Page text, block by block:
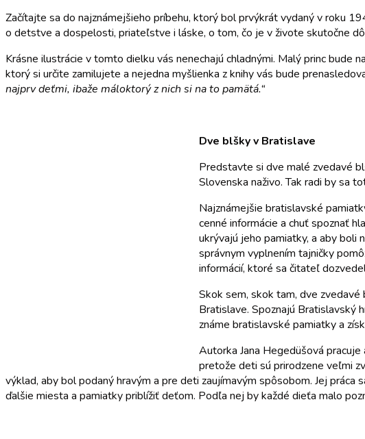
Začítajte sa do najznámejšieho príbehu, ktorý bol prvýkrát vydaný v roku
o detstve a dospelosti, priateľstve i láske, o tom, čo je v živote skutočne
Krásne ilustrácie v tomto dielku vás nenechajú chladnými. Malý princ bude
ktorý si určite zamilujete a nejedna myšlienka z knihy vás bude
najprv deťmi, ibaže máloktorý z nich si na to pamätá.“
Dve blšky v Bratislave
Predstavte si dve malé zvedavé
Slovenska naživo. Tak radi by sa
Najznámejšie bratislavské
cenné informácie a chuť spoznať
ukrývajú jeho pamiatky, a aby boli
správnym vyplnením tajničky
informácií, ktoré sa čitateľ
Skok sem, skok tam, dve
Bratislave. Spoznajú Bratislavský
známe bratislavské pamiatky a
Autorka Jana Hegedüšová
pretože deti sú prirodzene veľmi
výklad, aby bol podaný hravým a pre deti zaujímavým spôsobom. Jej
ďalšie miesta a pamiatky priblížiť deťom. Podľa nej by každé dieťa malo